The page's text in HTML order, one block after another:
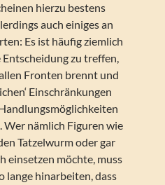
hierzu bestens
auch einiges an
Es ist häufig ziemlich
zu treffen,
Fronten brennt und
Einschränkungen
nämlich Figuren wie
Tatzelwurm oder gar
einsetzen möchte, muss
lange hinarbeiten, dass